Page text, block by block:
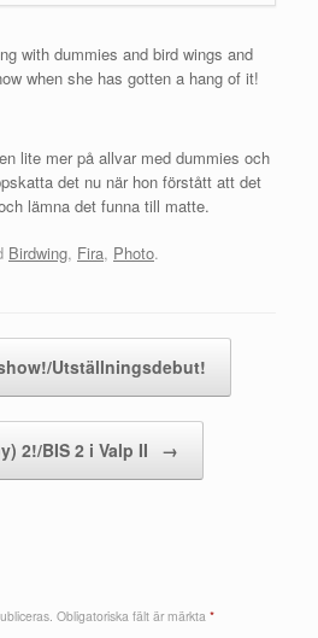
with dummies and bird wings and
when she has gotten a hang of it!
lite mer på allvar med dummies och
det nu när hon förstått att det
lämna det funna till matte.
Birdwing, Fira, Photo.
Utställningsdebut!
2!/BIS 2 i Valp II →
Obligatoriska fält är märkta *